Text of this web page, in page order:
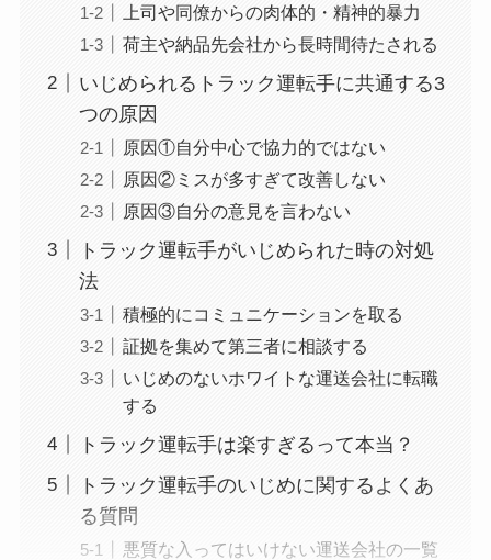
上司や同僚からの肉体的・精神的暴力
荷主や納品先会社から長時間待たされる
いじめられるトラック運転手に共通する3
つの原因
原因①自分中心で協力的ではない
原因②ミスが多すぎて改善しない
原因③自分の意見を言わない
トラック運転手がいじめられた時の対処
法
積極的にコミュニケーションを取る
証拠を集めて第三者に相談する
いじめのないホワイトな運送会社に転職
する
トラック運転手は楽すぎるって本当？
トラック運転手のいじめに関するよくあ
る質問
悪質な入ってはいけない運送会社の一覧